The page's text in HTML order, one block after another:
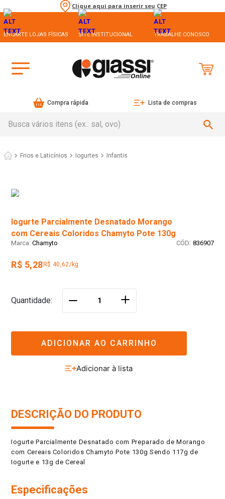
Clique aqui para inserir seu CEP
ENCARTE LOJAS FÍSICAS SITE INSTITUCIONAL TRABALHE CONOSCO
Compra rápida Lista de compras
Frios e Laticínios Iogurtes Infantis
Iogurte Parcialmente Desnatado Morango
com Cereais Coloridos Chamyto Pote 130g
Chamyto : 836907
R$ 5,28 R$ 40,62/kg
Quantidade ＋
ADICIONAR AO CARRINHO
DESCRIÇÃO DO PRODUTO
Iogurte Parcialmente Desnatado com Preparado de Morango
com Cereais Coloridos Chamyto Pote 130g Sendo 117g de
Iogurte e 13g de Cereal
Especificações